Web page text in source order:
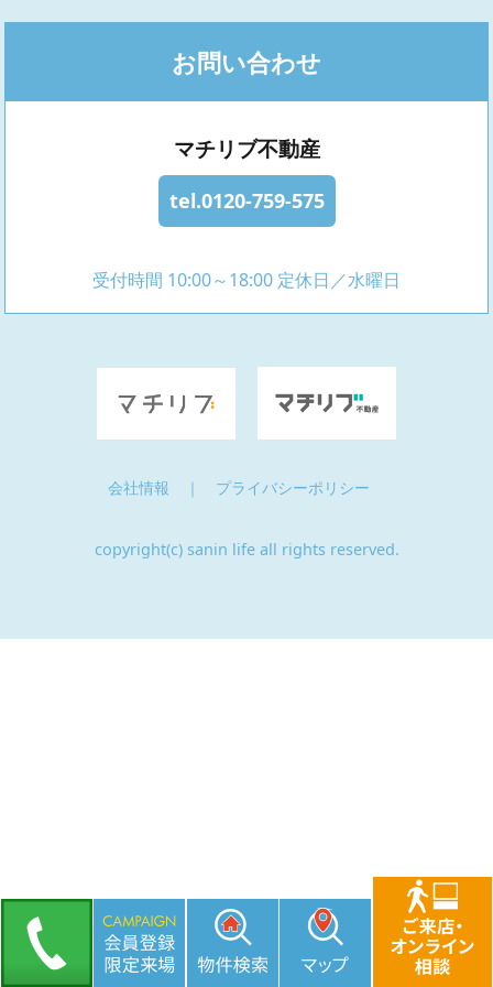
お問い合わせ
マチリブ不動産
tel.0120-759-575
受付時間 10:00～18:00 定休日／水曜日
会社情報 ｜ プライバシーポリシー
copyright(c) sanin life all rights reserved.